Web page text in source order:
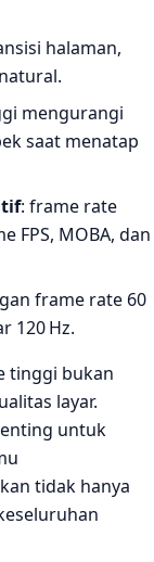
halaman,
mengurangi
saat menatap
: frame rate
FPS, MOBA, dan
frame rate 60
120 Hz.
tinggi bukan
layar.
untuk
tidak hanya